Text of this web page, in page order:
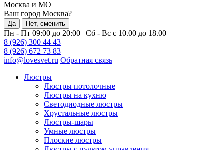
Москва и МО
Ваш город Москва?
Да Нет, сменить
Пн - Пт 09:00 до 20:00 | Сб - Вс с 10.00 до 18.00
8 (926) 300 44 43
8 (926) 672 73 83
info@lovesvet.ru Обратная связь
Люстры
Люстры потолочные
Люстры на кухню
Светодиодные люстры
Хрустальные люстры
Люстры-шары
Умные люстры
Плоские люстры